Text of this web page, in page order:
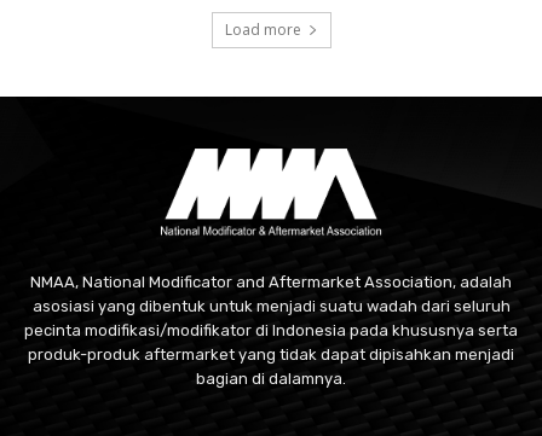
Load more
NMAA, National Modificator and Aftermarket Association, adalah
asosiasi yang dibentuk untuk menjadi suatu wadah dari seluruh
pecinta modifikasi/modifikator di Indonesia pada khususnya serta
produk-produk aftermarket yang tidak dapat dipisahkan menjadi
bagian di dalamnya.